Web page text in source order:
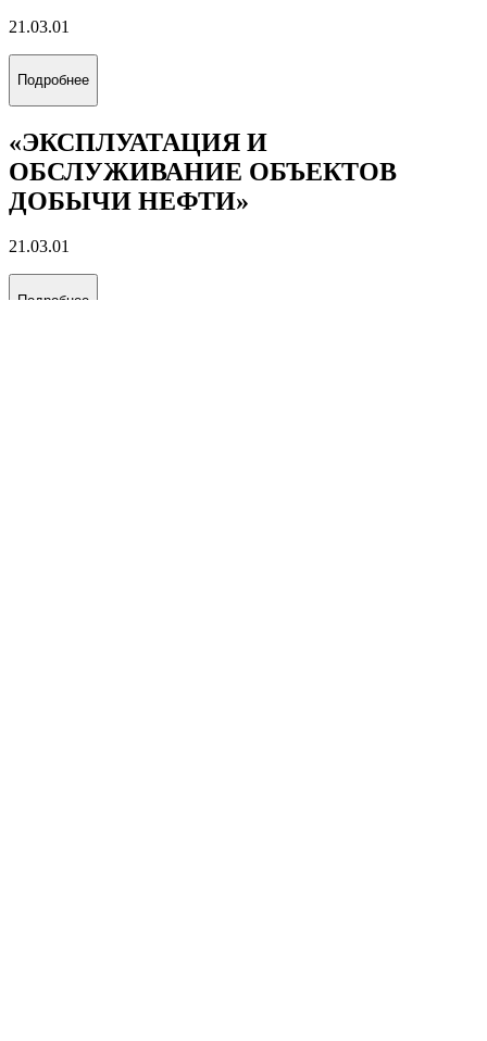
21.03.01
Подробнее
«ЭКСПЛУАТАЦИЯ И
ОБСЛУЖИВАНИЕ ОБЪЕКТОВ
ДОБЫЧИ НЕФТИ»
21.03.01
Подробнее